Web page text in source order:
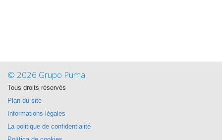
© 2026 Grupo Puma
Tous droits réservés
Plan du site
Informations légales
La politique de confidentialité